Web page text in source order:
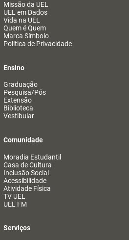
Missão da UEL
UEL em Dados
Vida na UEL
Quem é Quem
Marca Símbolo
Política de Privacidade
Ensino
Graduação
Pesquisa/Pós
Extensão
Biblioteca
Vestibular
Comunidade
Moradia Estudantil
Casa de Cultura
Inclusão Social
Acessibilidade
Atividade Física
TV UEL
UEL FM
Serviços